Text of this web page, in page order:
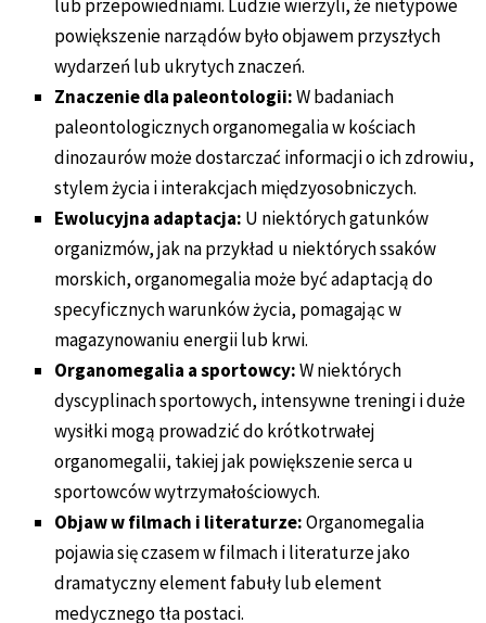
lub przepowiedniami. Ludzie wierzyli, że nietypowe
powiększenie narządów było objawem przyszłych
wydarzeń lub ukrytych znaczeń.
Znaczenie dla paleontologii:W badaniach
paleontologicznych organomegalia w kościach
dinozaurów może dostarczać informacji o ich zdrowiu,
stylem życia i interakcjach międzyosobniczych.
Ewolucyjna adaptacja: U niektórych gatunków
organizmów, jak na przykład u niektórych ssaków
morskich, organomegalia może być adaptacją do
specyficznych warunków życia, pomagając w
magazynowaniu energii lub krwi.
Organomegalia a sportowcy:W niektórych
dyscyplinach sportowych, intensywne treningi i duże
wysiłki mogą prowadzić do krótkotrwałej
organomegalii, takiej jak powiększenie serca u
sportowców wytrzymałościowych.
Objaw w filmach i literaturze:Organomegalia
pojawia się czasem w filmach i literaturze jako
dramatyczny element fabuły lub element
medycznego tła postaci.